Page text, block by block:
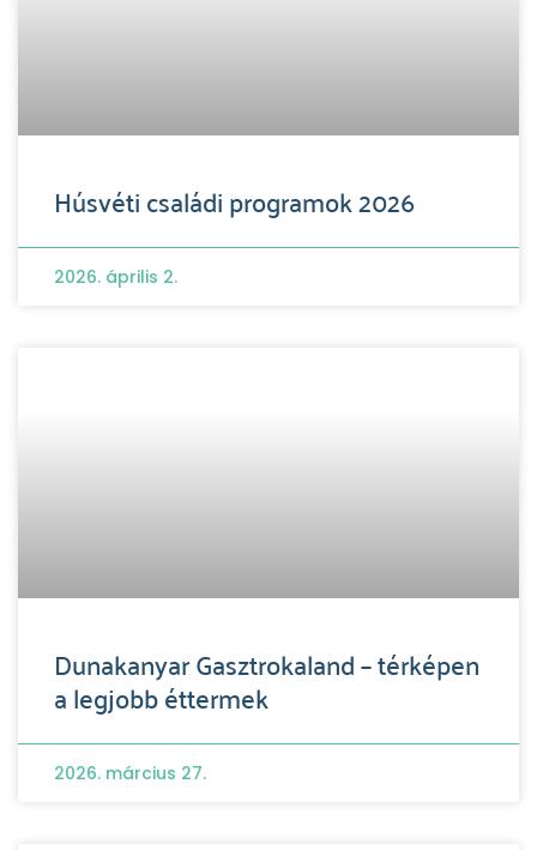
Húsvéti családi programok 2026
2026. április 2.
Dunakanyar Gasztrokaland – térképen
a legjobb éttermek
2026. március 27.